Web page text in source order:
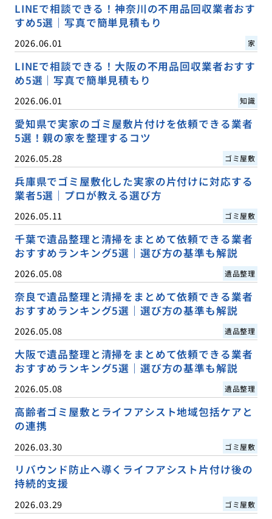
LINEで相談できる！神奈川の不用品回収業者おす
すめ5選｜写真で簡単見積もり
2026.06.01 家
LINEで相談できる！大阪の不用品回収業者おすす
め5選｜写真で簡単見積もり
2026.06.01 知識
愛知県で実家のゴミ屋敷片付けを依頼できる業者
5選！親の家を整理するコツ
2026.05.28 ゴミ屋敷
兵庫県でゴミ屋敷化した実家の片付けに対応する
業者5選｜プロが教える選び方
2026.05.11 ゴミ屋敷
千葉で遺品整理と清掃をまとめて依頼できる業者
おすすめランキング5選｜選び方の基準も解説
2026.05.08 遺品整理
奈良で遺品整理と清掃をまとめて依頼できる業者
おすすめランキング5選｜選び方の基準も解説
2026.05.08 遺品整理
大阪で遺品整理と清掃をまとめて依頼できる業者
おすすめランキング5選｜選び方の基準も解説
2026.05.08 遺品整理
高齢者ゴミ屋敷とライフアシスト地域包括ケアと
の連携
2026.03.30 ゴミ屋敷
リバウンド防止へ導くライフアシスト片付け後の
持続的支援
2026.03.29 ゴミ屋敷